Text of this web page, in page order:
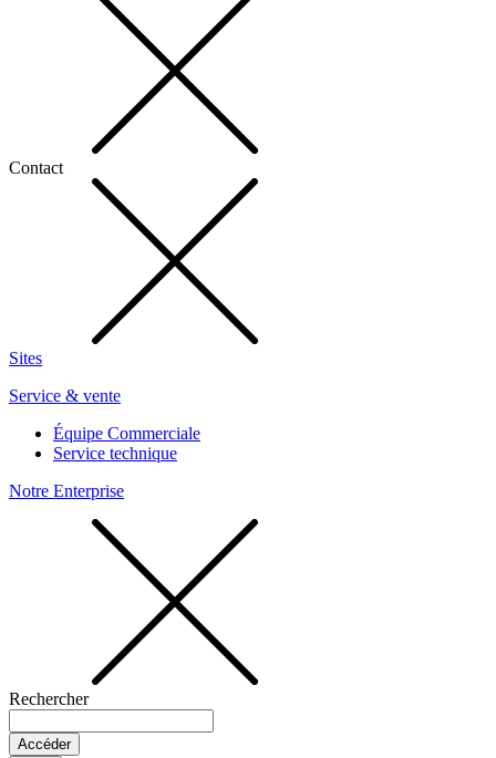
Contact
Sites
Service & vente
Équipe Commerciale
Service technique
Notre Enterprise
Rechercher